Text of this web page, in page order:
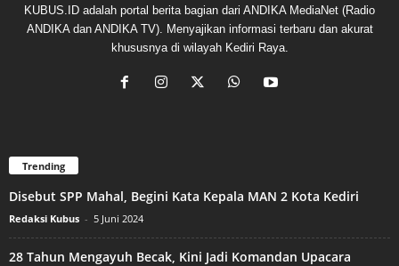
KUBUS.ID adalah portal berita bagian dari ANDIKA MediaNet (Radio
ANDIKA dan ANDIKA TV). Menyajikan informasi terbaru dan akurat
khususnya di wilayah Kediri Raya.
Trending
Disebut SPP Mahal, Begini Kata Kepala MAN 2 Kota Kediri
Redaksi Kubus - 5 Juni 2024
28 Tahun Mengayuh Becak, Kini Jadi Komandan Upacara